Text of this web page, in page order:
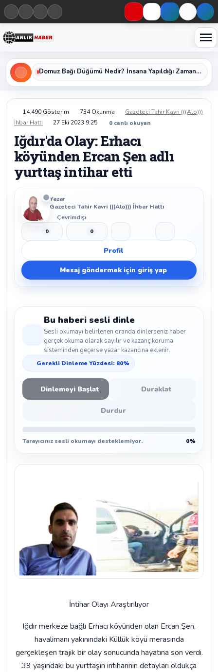
Haberleri keşfet
Domuz Bağı Düğümü Nedir? İnsana Yapıldığı Zaman Yavaş Yavaş Öldüren Ölümcül Düğümün Kan Donduran Gerçekleri
14.490 Gösterim 734 Okunma
Gazeteci Tahir Kavri (((Alo)))
İhbar Hattı
27 Eki 2023 9:25 0 canlı okuyan
Iğdır'da Olay: Erhacı
köyünden Ercan Şen adlı
yurttaş intihar etti
Yazar
Gazeteci Tahir Kavri (((Alo))) İhbar Hattı
Çevrimdışı
Beğen
0 Beğenmeme
0
Profil
Mesaj göndermek için giriş yap
Bu haberi sesli dinle
Sesli okumayı belirlenen oranda dinlerseniz haber
gerçek okuma olarak sayılır ve kazanç koruma
sisteminden geçerse yazar kazancına eklenir.
Gerekli Dinleme Yüzdesi: 80%
Dinlemeyi Başlat Duraklat
Durdur
Tarayıcınız sesli okumayı desteklemiyor. 0%
İntihar Olayı Araştırılıyor
Iğdır merkeze bağlı Erhacı köyünden olan Ercan Şen,
havalimanı yakınındaki Küllük köyü merasında
gerçekleşen trajik bir olay sonucunda hayatına son verdi.
39 yaşındaki bu yurttaşın intiharının detayları oldukça